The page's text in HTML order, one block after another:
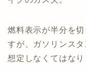
燃料表示が半分を
すが、ガソリンス
想定しなくてはなり